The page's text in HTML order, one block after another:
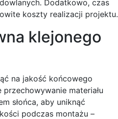
Dodatkowo, czas
koszty realizacji projektu.
klejonego
na jakość końcowego
materiału
słońca, aby uniknąć
podczas montażu –